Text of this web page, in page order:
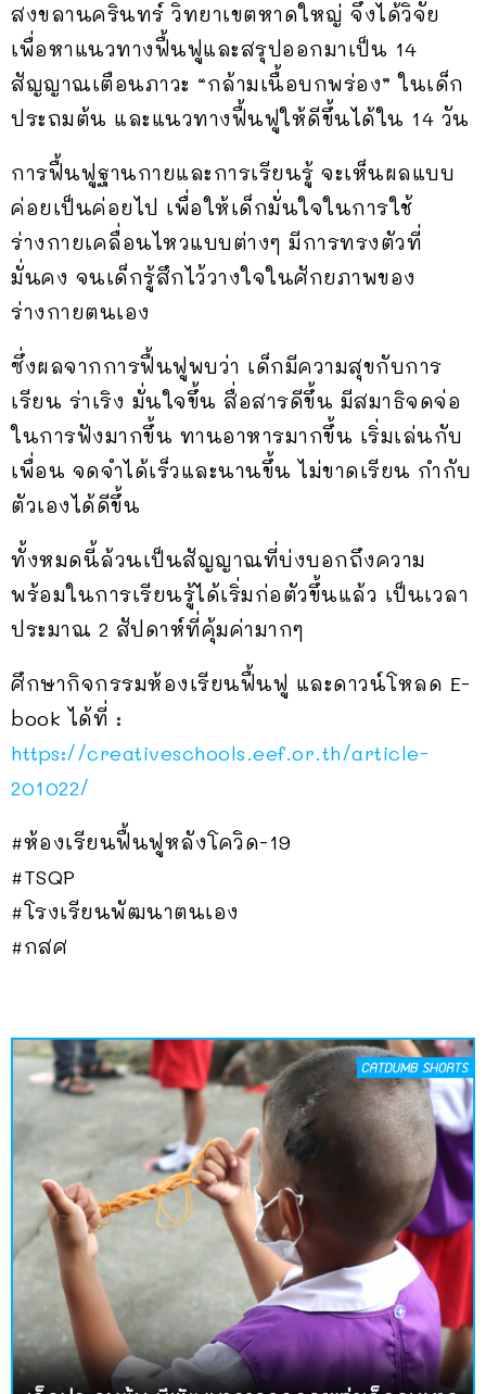
สงขลานครินทร์ วิทยาเขตหาดใหญ่ จึงได้วิจัย
เพื่อหาแนวทางฟื้นฟูและสรุปออกมาเป็น 14
สัญญาณเตือนภาวะ “กล้ามเนื้อบกพร่อง” ในเด็ก
ประถมต้น และแนวทางฟื้นฟูให้ดีขึ้นได้ใน 14 วัน
การฟื้นฟูฐานกายและการเรียนรู้ จะเห็นผลแบบ
ค่อยเป็นค่อยไป เพื่อให้เด็กมั่นใจในการใช้
ร่างกายเคลื่อนไหวแบบต่างๆ มีการทรงตัวที่
มั่นคง จนเด็กรู้สึกไว้วางใจในศักยภาพของ
ร่างกายตนเอง
ซึ่งผลจากการฟื้นฟูพบว่า เด็กมีความสุขกับการ
เรียน ร่าเริง มั่นใจขึ้น สื่อสารดีขึ้น มีสมาธิจดจ่อ
ในการฟังมากขึ้น ทานอาหารมากขึ้น เริ่มเล่นกับ
เพื่อน จดจำได้เร็วและนานขึ้น ไม่ขาดเรียน กำกับ
ตัวเองได้ดีขึ้น
ทั้งหมดนี้ล้วนเป็นสัญญาณที่บ่งบอกถึงความ
พร้อมในการเรียนรู้ได้เริ่มก่อตัวขึ้นแล้ว เป็นเวลา
ประมาณ 2 สัปดาห์ที่คุ้มค่ามากๆ
ศึกษากิจกรรมห้องเรียนฟื้นฟู และดาวน์โหลด E-
book ได้ที่ :
https://creativeschools.eef.or.th/article-
201022/
#ห้องเรียนฟื้นฟูหลังโควิด-19
#TSQP
#โรงเรียนพัฒนาตนเอง
#กสศ